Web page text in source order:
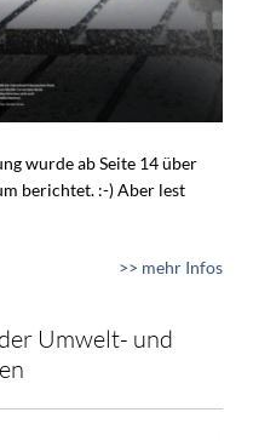
wurde ab Seite 14 über
berichtet. :-) Aber lest
>> mehr Infos
Umwelt- und